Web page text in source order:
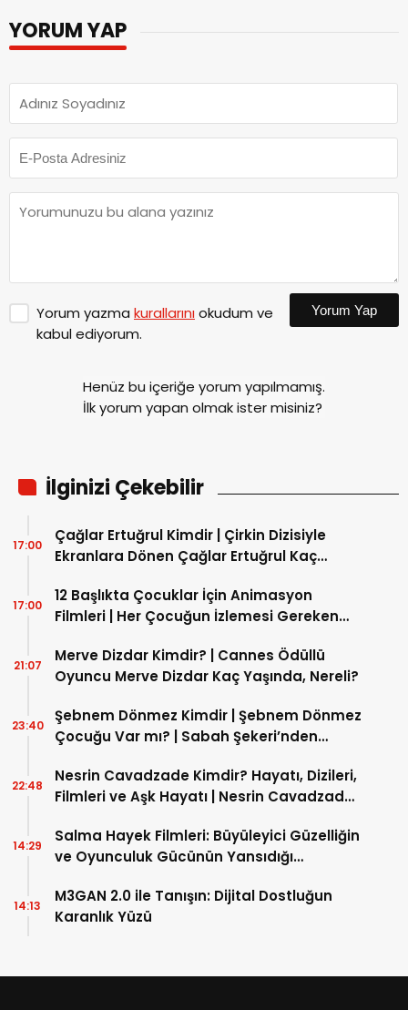
YORUM YAP
Yorum yazma kurallarınıokudum ve
kabul ediyorum.
Yorum Yap
Henüz bu içeriğe yorum yapılmamış.
İlk yorum yapan olmak ister misiniz?
İlginizi Çekebilir
Çağlar Ertuğrul Kimdir | Çirkin Dizisiyle
Ekranlara Dönen Çağlar Ertuğrul Kaç
17:00
12 Başlıkta Çocuklar İçin Animasyon
Filmleri | Her Çocuğun İzlemesi Gereken
17:00
Merve Dizdar Kimdir? | Cannes Ödüllü
Oyuncu Merve Dizdar Kaç Yaşında, Nereli?
21:07
Şebnem Dönmez Kimdir | Şebnem Dönmez
Çocuğu Var mı? | Sabah Şekeri’nden
23:40
Nesrin Cavadzade Kimdir? Hayatı, Dizileri,
Filmleri ve Aşk Hayatı | Nesrin Cavadzade
22:48
Salma Hayek Filmleri: Büyüleyici Güzelliğin
ve Oyunculuk Gücünün Yansıdığı
14:29
M3GAN 2.0 ile Tanışın: Dijital Dostluğun
Karanlık Yüzü
14:13